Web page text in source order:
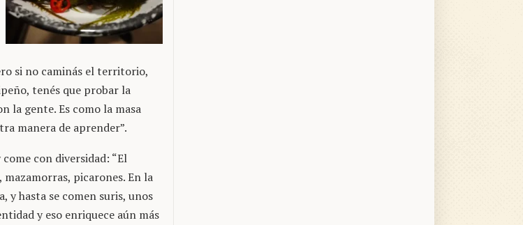
si no caminás el territorio,
tenés que probar la
la gente. Es como la masa
manera de aprender”.
con diversidad: “El
picarones. En la
y hasta se comen suris, unos
y eso enriquece aún más